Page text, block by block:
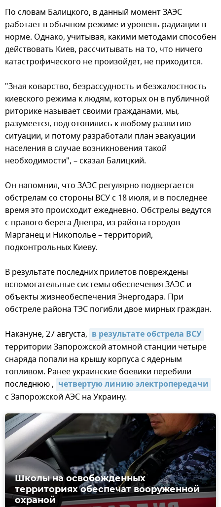
По словам Балицкого, в данный момент ЗАЭС
работает в обычном режиме и уровень радиации в
норме. Однако, учитывая, какими методами способен
действовать Киев, рассчитывать на то, что ничего
катастрофического не произойдет, не приходится.
"Зная коварство, безрассудность и безжалостность
киевского режима к людям, которых он в публичной
риторике называет своими гражданами, мы,
разумеется, подготовились к любому развитию
ситуации, и потому разработали план эвакуации
населения в случае возникновения такой
необходимости", – сказал Балицкий.
Он напомнил, что ЗАЭС регулярно подвергается
обстрелам со стороны ВСУ с 18 июля, и в последнее
время это происходит ежедневно. Обстрелы ведутся
с правого берега Днепра, из района городов
Марганец и Никополье – территорий,
подконтрольных Киеву.
В результате последних прилетов повреждены
вспомогательные системы обеспечения ЗАЭС и
объекты жизнеобеспечения Энергодара. При
обстреле района ТЭС погибли двое мирных граждан.
Накануне, 27 августа, в результате обстрела ВСУ
территории Запорожской атомной станции четыре
снаряда попали на крышу корпуса с ядерным
топливом. Ранее украинские боевики перебили
последнюю , четвертую линию электропередачи
с Запорожской АЭС на Украину.
Школы на освобожденных
территориях обеспечат вооруженной
охраной